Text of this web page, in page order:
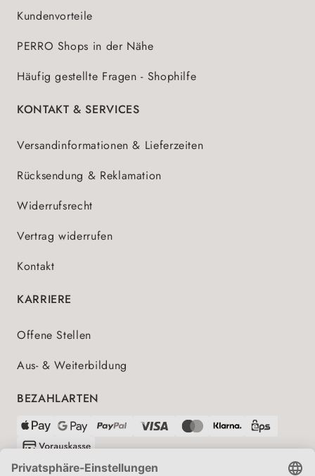
Kundenvorteile
PERRO Shops in der Nähe
Häufig gestellte Fragen - Shophilfe
KONTAKT & SERVICES
Versandinformationen & Lieferzeiten
Rücksendung & Reklamation
Widerrufsrecht
Vertrag widerrufen
Kontakt
KARRIERE
Offene Stellen
Aus- & Weiterbildung
BEZAHLARTEN
VERSANDPARTNER